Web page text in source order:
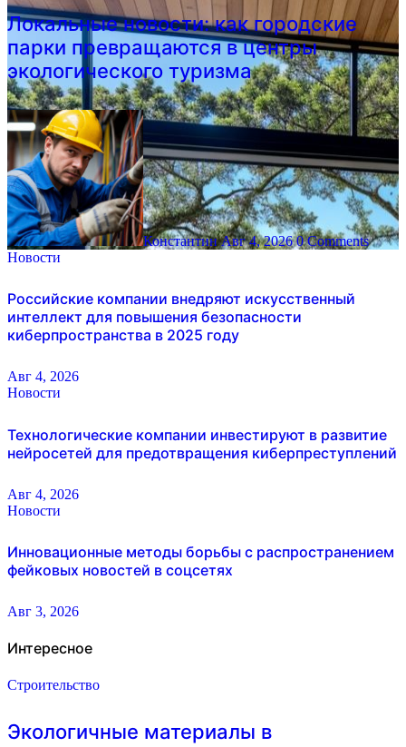
Локальные новости: как городские
парки превращаются в центры
экологического туризма
КонстантинАвг 4, 2026 0 Comments
Новости
Российские компании внедряют искусственный
интеллект для повышения безопасности
киберпространства в 2025 году
Авг 4, 2026
Новости
Технологические компании инвестируют в развитие
нейросетей для предотвращения киберпреступлений
Авг 4, 2026
Новости
Инновационные методы борьбы с распространением
фейковых новостей в соцсетях
Авг 3, 2026
Интересное
Строительство
Экологичные материалы в